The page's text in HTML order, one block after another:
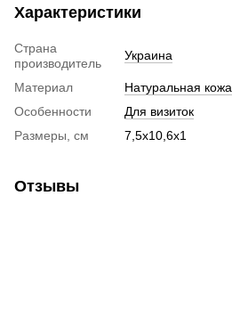
Характеристики
Страна
производитель
Украина
Материал
Натуральная кожа
Особенности
Для визиток
Размеры, см
7,5х10,6х1
Отзывы